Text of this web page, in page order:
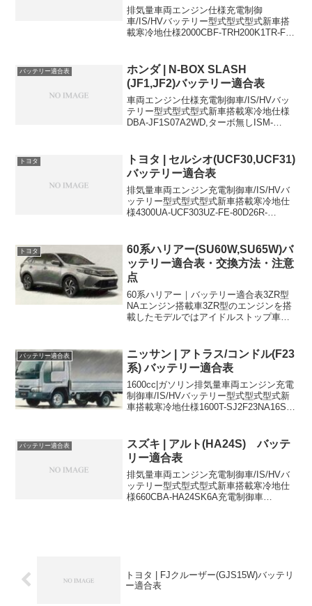
H200K,KDH200V,KDH205V,TRH
211K,TRH216K,TRH221K,TRH2
26K)バッテリー適合表
排気量車両エンジン仕様充電制御
車/IS/HVバッテリー型式型式型式新車搭
載寒冷地仕様2000CBF-TRH200K1TR-FE-
バッテリー適合表
ホンダ | N-BOX SLASH
(JF1,JF2)バッテリー適合表
車両エンジン仕様充電制御車/IS/HVバッ
テリー型式型式型式新車搭載寒冷地仕様
DBA-JF1S07A2WD,ターボ無しISM-
ー...
トヨタ
トヨタ | セルシオ(UCF30,UCF31)
バッテリー適合表
排気量車両エンジン充電制御車/IS/HVバ
ッテリー型式型式型式新車搭載寒冷地仕
様4300UA-UCF303UZ-FE-80D26R-
80D2...
トヨタ
60系ハリアー(SU60W,SU65W)バ
ッテリー適合表・交換方法・注意
点
60系ハリアー｜バッテリー適合表3ZR型
NAエンジン搭載車3ZR型のエンジンを搭
載したモデルではアイドルストップ車用
ッテリー型式新車搭載寒冷地仕様
2013/12...
バッテリー適合表
ニッサン | アトラス/コンドル(F23
系) バッテリー適合表
1600cc|ガソリン排気量車両エンジン充電
制御車/IS/HVバッテリー型式型式型式新
車搭載寒冷地仕様1600T-SJ2F23NA16S-
排気量...
バッテリー適合表
スズキ | アルト(HA24S) バッテ
リー適合表
排気量車両エンジン充電制御車/IS/HVバ
ッテリー型式型式型式新車搭載寒冷地仕
様660CBA-HA24SK6A充電制御車
トヨタ | FJクルーザー(GJS15W)バッテリ
ー適合表